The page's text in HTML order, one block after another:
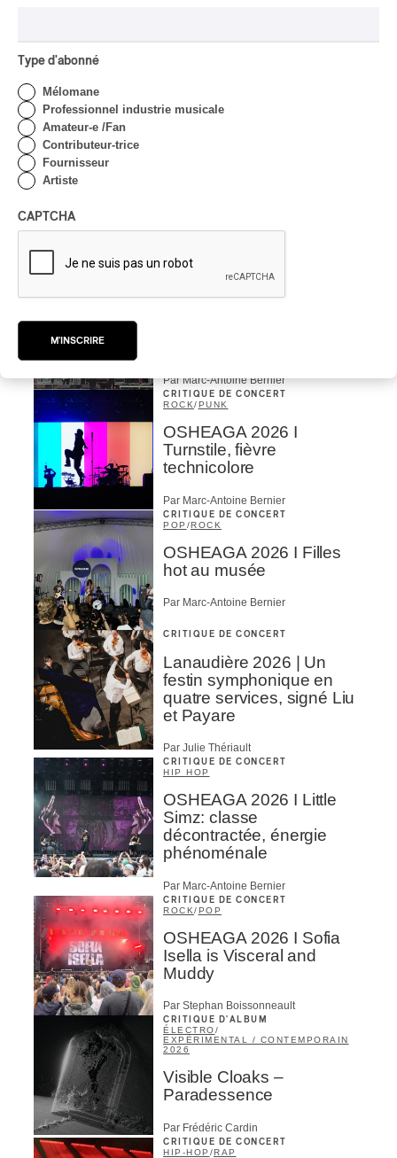
d’exceptions
scène de la Forêt
Par Stephan Boissonneault
CRITIQUE DE CONCERT
Par Marc-Antoine Bernier
CRITIQUE DE CONCERT
ROCK/PUNK
OSHEAGA 2026 I
Turnstile, fièvre
technicolore
Par Marc-Antoine Bernier
CRITIQUE DE CONCERT
POP /ROCK
OSHEAGA 2026 I Filles
hot au musée
Par Marc-Antoine Bernier
CRITIQUE DE CONCERT
Lanaudière 2026 | Un
festin symphonique en
quatre services, signé Liu
et Payare
Par Julie Thériault
CRITIQUE DE CONCERT
HIP HOP
OSHEAGA 2026 I Little
Simz: classe
décontractée, énergie
phénoménale
Par Marc-Antoine Bernier
CRITIQUE DE CONCERT
ROCK/POP
OSHEAGA 2026 I Sofia
Isella is Visceral and
Muddy
Par Stephan Boissonneault
CRITIQUE D'ALBUM
ÉLECTRO/
EXPÉRIMENTAL / CONTEMPORAIN
2026
Visible Cloaks –
Paradessence
Par Frédéric Cardin
CRITIQUE DE CONCERT
HIP-HOP /RAP
Type d'abonné
Mélomane
Professionnel industrie musicale
Amateur-e /Fan
Contributeur-trice
Fournisseur
Artiste
CAPTCHA
M'INSCRIRE